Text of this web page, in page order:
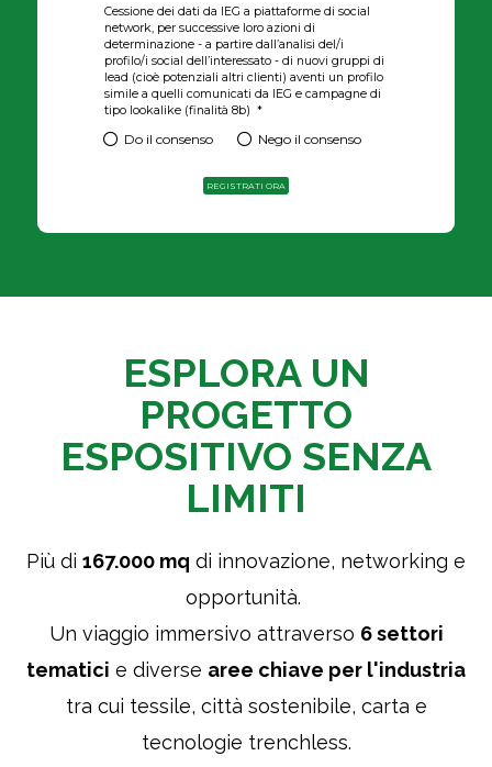
Ho letto la Privacy Policy del Gruppo IEG
Do il consenso
ESPLORA UN
PROGETTO
ESPOSITIVO SENZA
LIMITI
Più di 167.000 mq di innovazione, networking e
opportunità.
Un viaggio immersivo attraverso 6 settori
tematici e diverse aree chiave per l'industria
tra cui tessile, città sostenibile, carta e
tecnologie trenchless.